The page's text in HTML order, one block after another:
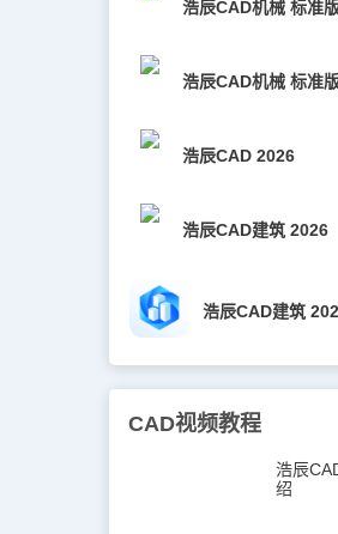
浩辰CAD机械 标准
浩辰CAD机械 标准
浩辰CAD 2026
浩辰CAD建筑 2026
浩辰CAD建筑
CAD视频教程
浩辰
绍